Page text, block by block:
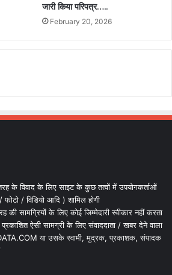
जारी किया परिपत्र…..
February 20, 2026
के विवाद के लिए साइट के कुछ तत्वों में उपयोगकर्ताओं
फोटो / विडियो आदि ) शामिल होगी
सामग्रियों के लिए कोई जिम्मेदारी स्वीकार नहीं करता
ऐसी सामग्री के लिए संवाददाता / खबर देने वाला
या उसके स्वामी, मुद्रक, प्रकाशक, संपादक